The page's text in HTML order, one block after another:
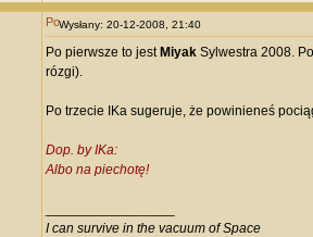
Wysłany: 20-12-2008, 21:40
Po pierwsze to jest MiyakSylwestra 2008.
rózgi).
Po trzecie IKa sugeruje, że powinieneś
Dop. by IKa:
Albo na piechotę!
I can survive in the vacuum of Space